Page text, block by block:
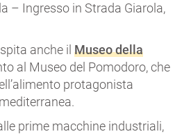
– Ingresso in Strada Giarola,
anche il Museo della
al Museo del Pomodoro, che
protagonista
prime macchine industriali,